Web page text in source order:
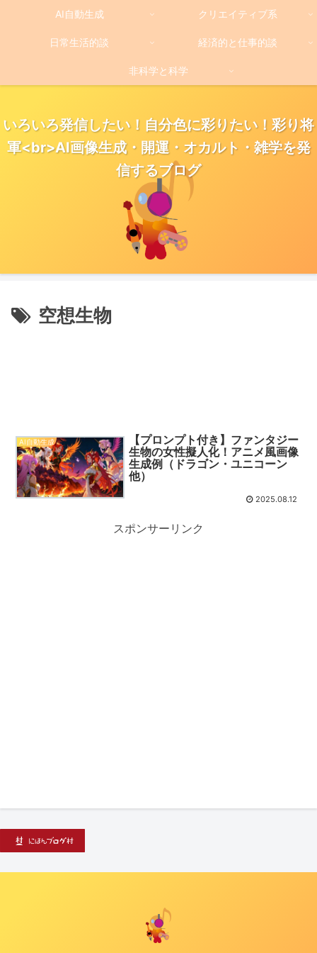
いろいろ発信したい！自分色に彩りたい！彩り将
軍<br>AI画像生成・開運・オカルト・雑学を発
信するブログ
AI自動生成 クリエイティブ系
日常生活的談 経済的と仕事的談
非科学と科学
空想生物
AI自動生成
【プロンプト付き】ファンタジー
生物の女性擬人化！アニメ風画像
生成例（ドラゴン・ユニコーン
他）
2025.08.12
スポンサーリンク